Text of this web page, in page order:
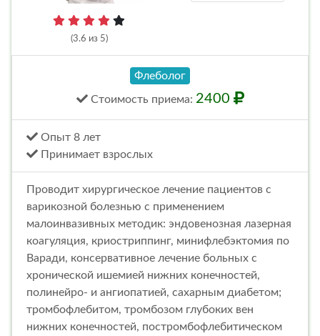
(3.6 из 5)
Флеболог
Стоимость приема: 2400
Опыт 8 лет
Принимает взрослых
Проводит хирургическое лечение пациентов с
варикозной болезнью с применением
малоинвазивных методик: эндовенозная лазерная
коагуляция, криостриппинг, минифлебэктомия по
Варади, консервативное лечение больных с
хронической ишемией нижних конечностей,
полинейро- и ангиопатией, сахарным диабетом;
тромбофлебитом, тромбозом глубоких вен
нижних конечностей, постромбофлебитическом